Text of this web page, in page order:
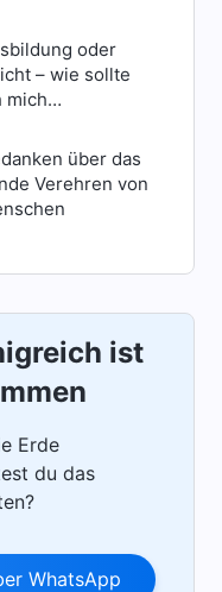
oder
– wie sollte
mich
über das
Verehren von
ist
Erde
du das
WhatsApp